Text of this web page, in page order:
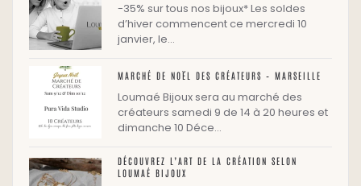
-35% sur tous nos bijoux* Les soldes
d’hiver commencent ce mercredi 10
janvier, le…
MARCHÉ DE NOËL DES CRÉATEURS – MARSEILLE
Loumaé Bijoux sera au marché des
créateurs samedi 9 de 14 à 20 heures et
dimanche 10 Déce…
DÉCOUVREZ L’ART DE LA CRÉATION SELON
LOUMAÉ BIJOUX